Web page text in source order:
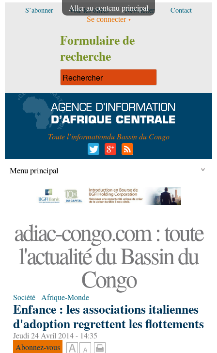
Aller au contenu principal
S’abonner Voir les offres Newsletter Contact
Se connecter
Formulaire de
recherche
Toute l’informationdu Bassin du Congo
Menu principal
adiac-congo.com : toute
l'actualité du Bassin du
Congo
Société Afrique-Monde
Enfance : les associations italiennes
d'adoption regrettent les flottements
Jeudi 24 Avril 2014 - 14:35
Abonnez-vous